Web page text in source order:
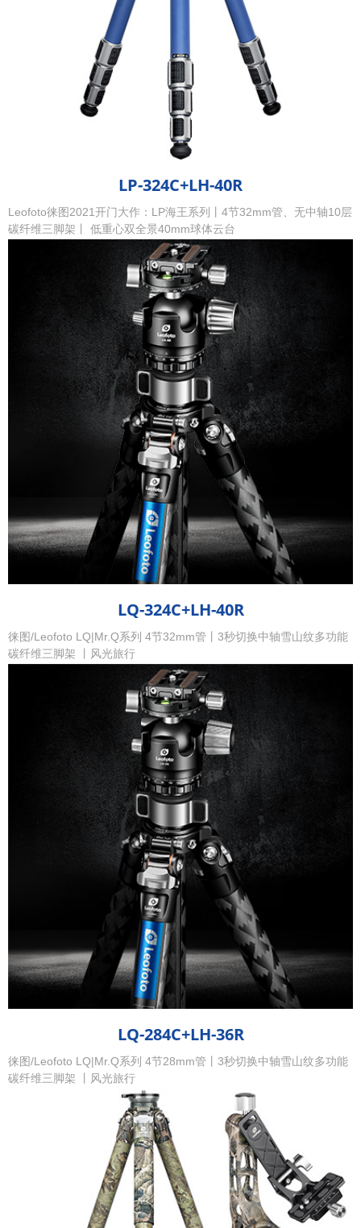
LP-324C+LH-40R
Leofoto徕图2021开门大作：LP海王系列丨4节32mm管、无中轴10层
碳纤维三脚架丨 低重心双全景40mm球体云台
LQ-324C+LH-40R
徕图/Leofoto LQ|Mr.Q系列 4节32mm管丨3秒切换中轴雪山纹多功能
碳纤维三脚架 丨风光旅行
LQ-284C+LH-36R
徕图/Leofoto LQ|Mr.Q系列 4节28mm管丨3秒切换中轴雪山纹多功能
碳纤维三脚架 丨风光旅行